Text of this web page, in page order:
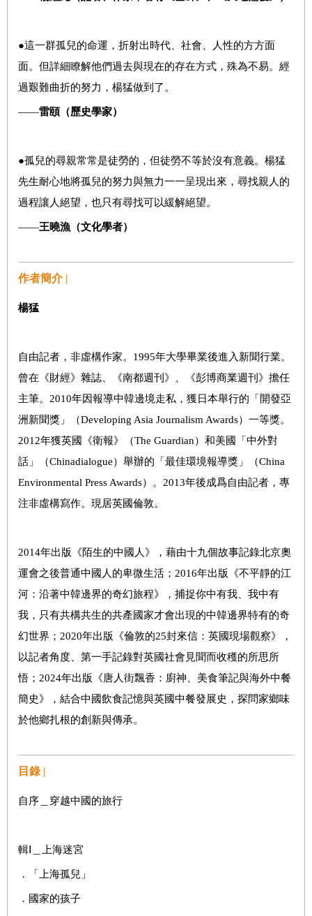
●這一群孤兒的命運，折射出時代、社會、人性的方方面
面。但詳細瞭解他們過去與現在的存在方式，殊為不易。經
過艱難曲折的努力，楊猛做到了。
——雷頤（歷史學家）
●孤兒的尋親常常是徒勞的，但徒勞不等於沒有意義。楊猛
先生耐心地將孤兒的努力與無力一一呈現出來，尋找親人的
過程讓人絕望，也只有尋找可以緩解絕望。
——王曉漁（文化學者）
作者簡介 |
楊猛
自由記者，非虛構作家。1995年大學畢業後進入新聞行業。
曾在《財經》雜誌、《南都週刊》、《彭博商業週刊》擔任
主筆。2010年因報導中韓邊境走私，獲日本舉行的「開發亞
洲新聞獎」（Developing Asia Journalism Awards）一等獎。
2012年獲英國《衛報》（The Guardian）和美國「中外對
話」（Chinadialogue）舉辦的「最佳環境報導獎」（China
Environmental Press Awards）。2013年後成爲自由記者，專
注非虛構寫作。現居英國倫敦。
2014年出版《陌生的中國人》，藉由十九個故事記錄北京奧
運會之後普通中國人的卑微生活；2016年出版《不平靜的江
河：沿著中韓邊界的奇幻旅程》，捕捉你中有我、我中有
我，只有共構共生的共產國家才會出現的中韓邊界特有的奇
幻世界；2020年出版《倫敦的25封來信：英國現場觀察》，
以記者角度、第一手記錄對英國社會見聞而收穫的所思所
悟；2024年出版《唐人街飄香：廚神、美食筆記與海外中餐
簡史》，結合中國飲食記憶與英國中餐發展史，探問家鄉味
於他鄉扎根的創新與傳承。
目錄 |
自序＿穿越中國的旅行
輯Ⅰ＿上海迷宮
．「上海孤兒」
．國家的孩子